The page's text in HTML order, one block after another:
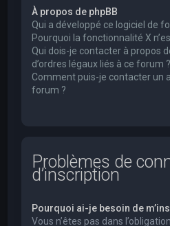
À propos de phpBB
Qui a développé ce logiciel de
Pourquoi la fonctionnalité X
Qui dois-je contacter à propos
d’ordres légaux liés à ce forum ?
Comment puis-je contacter un
forum ?
Problèmes de
d’inscription
Pourquoi ai-je besoin de
Vous n’êtes pas dans